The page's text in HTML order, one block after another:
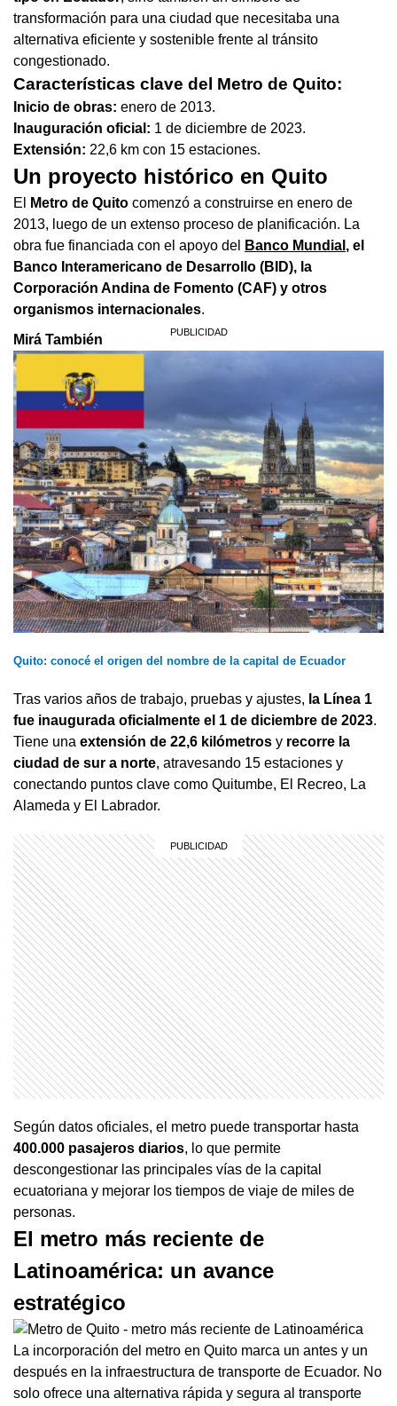
transformación para una ciudad que necesitaba una
alternativa eficiente y sostenible frente al tránsito
congestionado.
Características clave del Metro de Quito:
Inicio de obras: enero de 2013.
Inauguración oficial: 1 de diciembre de 2023.
Extensión: 22,6 km con 15 estaciones.
Un proyecto histórico en Quito
El Metro de Quito comenzó a construirse en enero de
2013, luego de un extenso proceso de planificación. La
obra fue financiada con el apoyo del
Banco Mundial , el
Banco Interamericano de Desarrollo (BID), la
Corporación Andina de Fomento (CAF) y otros
organismos internacionales.
Mirá También
Quito: conocé el origen del nombre de la capital de Ecuador
Tras varios años de trabajo, pruebas y ajustes, la Línea 1
fue inaugurada oficialmente el 1 de diciembre de 2023.
Tiene una extensión de 22,6 kilómetros y recorre la
ciudad de sur a norte, atravesando 15 estaciones y
conectando puntos clave como Quitumbe, El Recreo, La
Alameda y El Labrador.
Según datos oficiales, el metro puede transportar hasta
400.000 pasajeros diarios, lo que permite
descongestionar las principales vías de la capital
ecuatoriana y mejorar los tiempos de viaje de miles de
personas.
El metro más reciente de
Latinoamérica: un avance
estratégico
La incorporación del metro en Quito marca un antes y un
después en la infraestructura de transporte de Ecuador. No
solo ofrece una alternativa rápida y segura al transporte